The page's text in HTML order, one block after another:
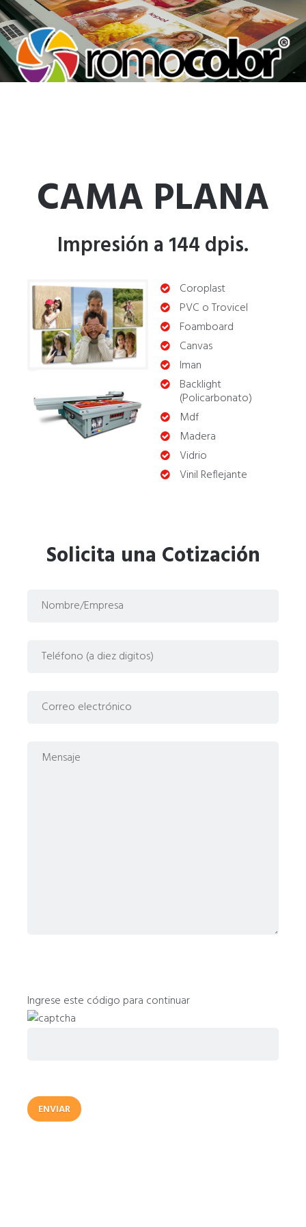
Cama Plana
Cama Plana
(444) 813.51.00 y (444) 813.00.86
CAMA PLANA
Impresión a 144 dpis.
Coroplast
PVC o Trovicel
Foamboard
Canvas
Iman
Backlight
(Policarbonato)
Mdf
Madera
Vidrio
Vinil Reflejante
Solicita una Cotización
Ingrese este código para continuar